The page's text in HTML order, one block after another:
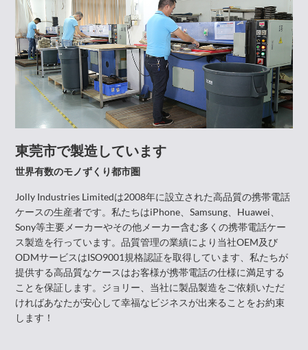
東莞市で製造しています
世界有数のモノずくり都市圏
Jolly Industries Limitedは2008年に設立された高品質の携帯電話
ケースの生産者です。私たちはiPhone、Samsung、Huawei、
Sony等主要メーカーやその他メーカー含む多くの携帯電話ケー
ス製造を行っています。品質管理の業績により当社OEM及び
ODMサービスはISO9001規格認証を取得しています、私たちが
提供する高品質なケースはお客様が携帯電話の仕様に満足する
ことを保証します。ジョリー、当社に製品製造をご依頼いただ
ければあなたが安心して幸福なビジネスが出来ることをお約束
します！